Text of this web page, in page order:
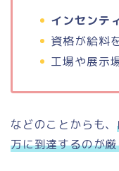
インセンテ
資格が給料
工場や展示
などのことからも、
万に到達するのが